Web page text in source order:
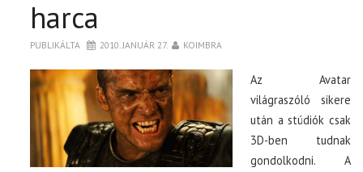
harca
PUBLIKÁLTA 2010. JANUÁR 27. KOIMBRA
Az Avatar
világraszóló sikere
után a stúdiók csak
3D-ben tudnak
gondolkodni. A